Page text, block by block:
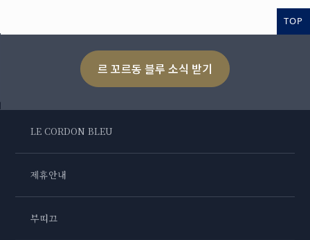
TOP
르 꼬르동 블루 소식 받기
LE CORDON BLEU
제휴안내
부띠끄